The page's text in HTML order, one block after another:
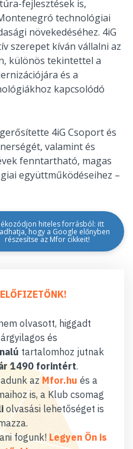
fejlesztések is,
technológiai
növekedéséhez. 4iG
szerepet kíván vállalni az
különös tekintettel a
és a
kapcsolódó
4iG Csoport és
valamint és
fenntartható, magas
együttműködéseihez –
hiteles forrásból: itt
hogy a Google előnyben
részesítse az Mfor cikkeit!
olvasott, higgadt
és
tartalomhoz jutnak
1490 forintért.
az Mfor.hu és a
is, a Klub csomag
olvasási lehetőséget is
fogunk! Legyen Ön is